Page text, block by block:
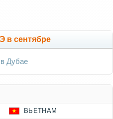
в сентябре
Дубае
ВЬЕТНАМ